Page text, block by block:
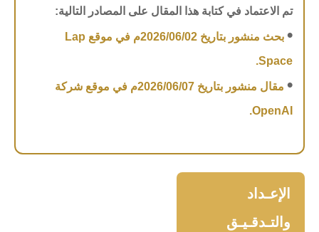
تم الاعتماد في كتابة هذا المقال على المصادر التالية:
•
بحث منشور بتاريخ 2026/06/02م في موقع Lap
Space.
• مقال منشور بتاريخ 2026/06/07م
في موقع شركة
OpenAI.
الإعـداد
والتـدقـيـق